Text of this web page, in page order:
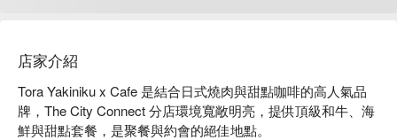
店家介紹
Tora Yakiniku x Cafe 是結合日式燒肉與甜點咖啡的高人氣品
牌，The City Connect 分店環境寬敞明亮，提供頂級和牛、海
鮮與甜點套餐，是聚餐與約會的絕佳地點。